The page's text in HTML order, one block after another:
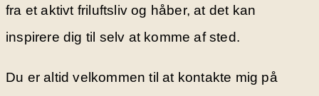
fra et aktivt friluftsliv og håber, at det kan
inspirere dig til selv at komme af sted.
Du er altid velkommen til at kontakte mig på